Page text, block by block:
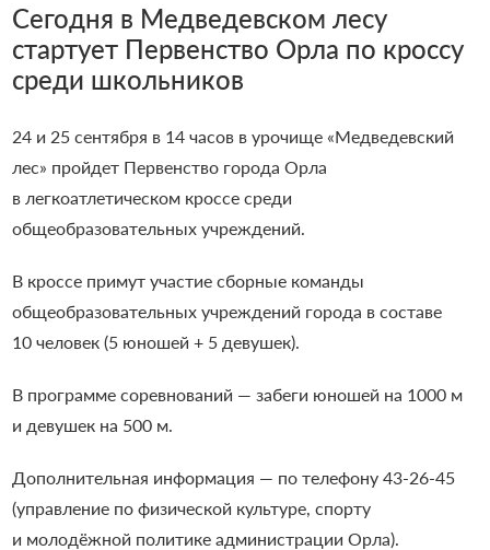
Сегодня в Медведевском лесу
стартует Первенство Орла по кроссу
среди школьников
24 и 25 сентября в 14 часов в урочище «Медведевский
лес» пройдет Первенство города Орла
в легкоатлетическом кроссе среди
общеобразовательных учреждений.
В кроссе примут участие сборные команды
общеобразовательных учреждений города в составе
10 человек (5 юношей + 5 девушек).
В программе соревнований — забеги юношей на 1000 м
и девушек на 500 м.
Дополнительная информация — по телефону 43-26-45
(управление по физической культуре, спорту
и молодёжной политике администрации Орла).